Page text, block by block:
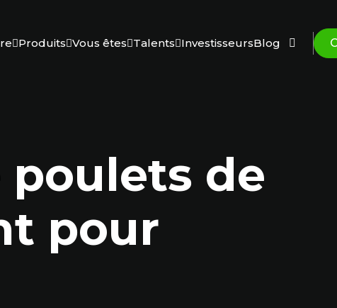
Produits Vous êtes Talents InvestisseursBlog
poulets de
pour